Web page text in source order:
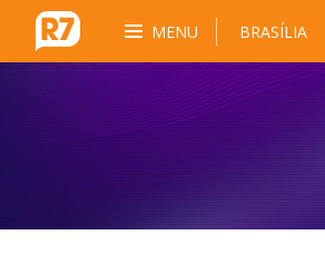
MENU BRASÍLIA